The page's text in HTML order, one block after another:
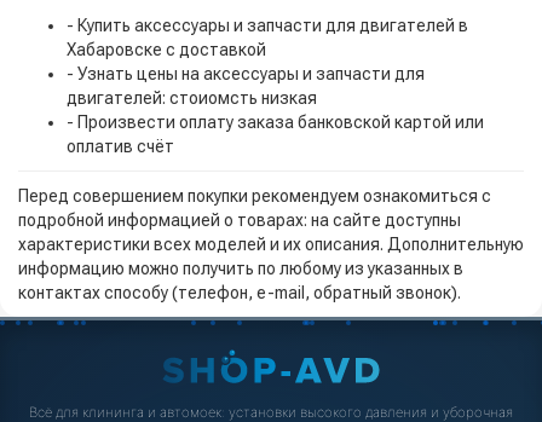
- Купить аксессуары и запчасти для двигателей в
Хабаровске с доставкой
- Узнать цены на аксессуары и запчасти для
двигателей: стоиомсть низкая
- Произвести оплату заказа банковской картой или
оплатив счёт
Перед совершением покупки рекомендуем ознакомиться с
подробной информацией о товарах: на сайте доступны
характеристики всех моделей и их описания. Дополнительную
информацию можно получить по любому из указанных в
контактах способу (телефон, e-mail, обратный звонок).
Всё для клининга и автомоек: установки высокого давления и уборочная